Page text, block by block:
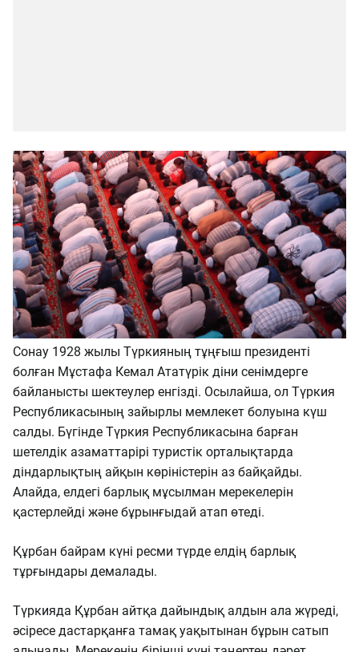
Сонау 1928 жылы Түркияның тұңғыш президенті
болған Мұстафа Кемал Ататүрік діни сенімдерге
байланысты шектеулер енгізді. Осылайша, ол Түркия
Республикасының зайырлы мемлекет болуына күш
салды. Бүгінде Түркия Республикасына барған
шетелдік азаматтарірі туристік орталықтарда
діндарлықтың айқын көріністерін аз байқайды.
Алайда, елдегі барлық мұсылман мерекелерін
қастерлейді және бұрынғыдай атап өтеді.
Құрбан байрам күні ресми түрде елдің барлық
тұрғындары демалады.
Түркияда Құрбан айтқа дайындық алдын ала жүреді,
әсіресе дастарқанға тамақ уақытынан бұрын сатып